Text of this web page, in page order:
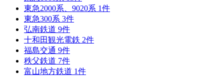
東急2000系、9020系 1件
東急300系 3件
弘南鉄道 9件
十和田観光電鉄 2件
福島交通 9件
秩父鉄道 7件
富山地方鉄道 1件